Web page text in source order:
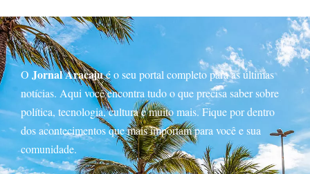
O Jornal Aracajué o seu portal completo para as últimas
notícias. Aqui você encontra tudo o que precisa saber sobre
política, tecnologia, cultura e muito mais. Fique por dentro
dos acontecimentos que mais importam para você e sua
comunidade.